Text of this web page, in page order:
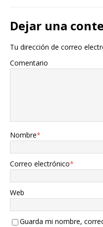
Dejar una
Tu dirección de correo
Comentario
Nombre*
Correo electrónico*
Web
Guarda mi nombre,